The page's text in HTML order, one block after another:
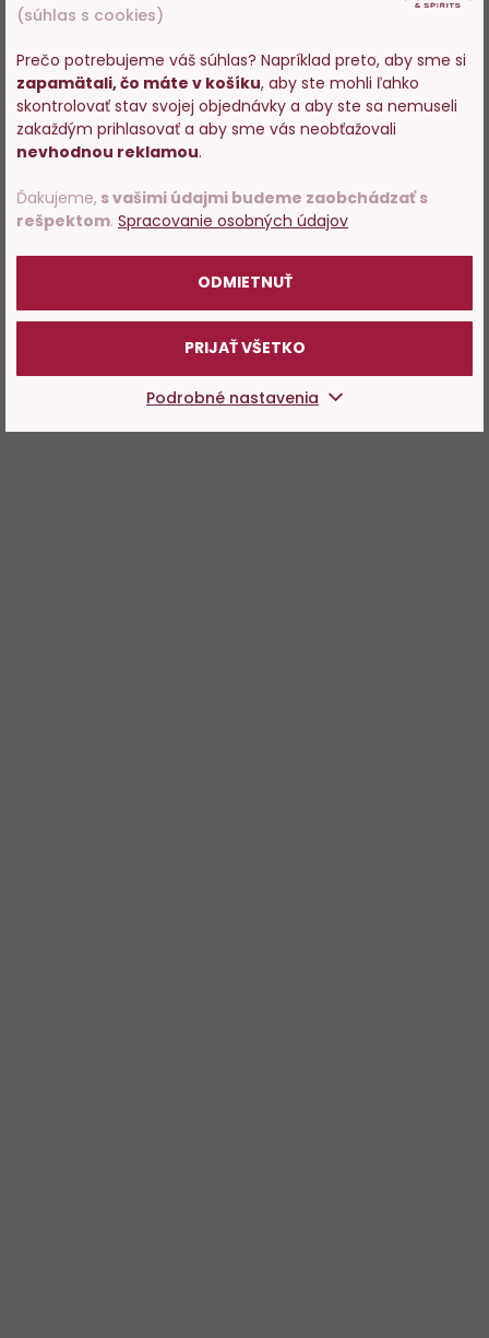
(súhlas s cookies)
Prečo potrebujeme váš súhlas? Napríklad preto, aby sme si
zapamätali, čo máte v košíku, aby ste mohli ľahko
skontrolovať stav svojej objednávky a aby ste sa nemuseli
zakaždým prihlasovať a aby sme vás neobťažovali
nevhodnou reklamou.
Ďakujeme, s vašimi údajmi budeme zaobchádzať s
rešpektom. Spracovanie osobných údajov
ODMIETNUŤ
PRIJAŤ VŠETKO
Podrobné nastavenia
Vstupujete na stránky s
predajom alkoholu. Prosím
potvrďte, že Vám už bolo 18